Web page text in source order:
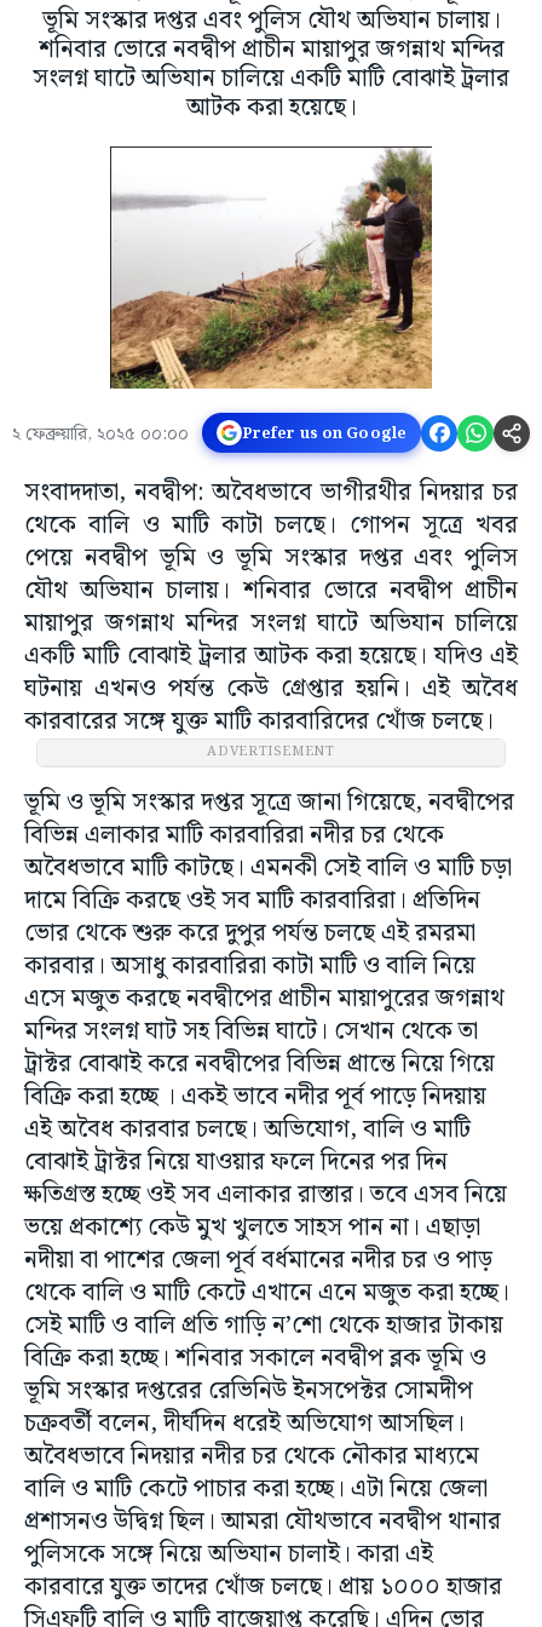
ভূমি সংস্কার দপ্তর এবং পুলিস যৌথ অভিযান চালায়।
শনিবার ভোরে নবদ্বীপ প্রাচীন মায়াপুর জগন্নাথ মন্দির
সংলগ্ন ঘাটে অভিযান চালিয়ে একটি মাটি বোঝাই ট্রলার
আটক করা হয়েছে।
২ ফেব্রুয়ারি, ২০২৫ ০০:০০ Prefer us on Google
সংবাদদাতা, নবদ্বীপ: অবৈধভাবে ভাগীরথীর নিদয়ার চর
থেকে বালি ও মাটি কাটা চলছে। গোপন সূত্রে খবর
পেয়ে নবদ্বীপ ভূমি ও ভূমি সংস্কার দপ্তর এবং পুলিস
যৌথ অভিযান চালায়। শনিবার ভোরে নবদ্বীপ প্রাচীন
মায়াপুর জগন্নাথ মন্দির সংলগ্ন ঘাটে অভিযান চালিয়ে
একটি মাটি বোঝাই ট্রলার আটক করা হয়েছে। যদিও এই
ঘটনায় এখনও পর্যন্ত কেউ গ্রেপ্তার হয়নি। এই অবৈধ
কারবারের সঙ্গে যুক্ত মাটি কারবারিদের খোঁজ চলছে।
ADVERTISEMENT
ভূমি ও ভূমি সংস্কার দপ্তর সূত্রে জানা গিয়েছে, নবদ্বীপের
বিভিন্ন এলাকার মাটি কারবারিরা নদীর চর থেকে
অবৈধভাবে মাটি কাটছে। এমনকী সেই বালি ও মাটি চড়া
দামে বিক্রি করছে ওই সব মাটি কারবারিরা। প্রতিদিন
ভোর থেকে শুরু করে দুপুর পর্যন্ত চলছে এই রমরমা
কারবার। অসাধু কারবারিরা কাটা মাটি ও বালি নিয়ে
এসে মজুত করছে নবদ্বীপের প্রাচীন মায়াপুরের জগন্নাথ
মন্দির সংলগ্ন ঘাট সহ বিভিন্ন ঘাটে। সেখান থেকে তা
ট্রাক্টর বোঝাই করে নবদ্বীপের বিভিন্ন প্রান্তে নিয়ে গিয়ে
বিক্রি করা হচ্ছে । একই ভাবে নদীর পূর্ব পাড়ে নিদয়ায়
এই অবৈধ কারবার চলছে। অভিযোগ, বালি ও মাটি
বোঝাই ট্রাক্টর নিয়ে যাওয়ার ফলে দিনের পর দিন
ক্ষতিগ্রস্ত হচ্ছে ওই সব এলাকার রাস্তার। তবে এসব নিয়ে
ভয়ে প্রকাশ্যে কেউ মুখ খুলতে সাহস পান না। এছাড়া
নদীয়া বা পাশের জেলা পূর্ব বর্ধমানের নদীর চর ও পাড়
থেকে বালি ও মাটি কেটে এখানে এনে মজুত করা হচ্ছে।
সেই মাটি ও বালি প্রতি গাড়ি ন’শো থেকে হাজার টাকায়
বিক্রি করা হচ্ছে। শনিবার সকালে নবদ্বীপ ব্লক ভূমি ও
ভূমি সংস্কার দপ্তরের রেভিনিউ ইনসপেক্টর সোমদীপ
চক্রবর্তী বলেন, দীর্ঘদিন ধরেই অভিযোগ আসছিল।
অবৈধভাবে নিদয়ার নদীর চর থেকে নৌকার মাধ্যমে
বালি ও মাটি কেটে পাচার করা হচ্ছে। এটা নিয়ে জেলা
প্রশাসনও উদ্বিগ্ন ছিল। আমরা যৌথভাবে নবদ্বীপ থানার
পুলিসকে সঙ্গে নিয়ে অভিযান চালাই। কারা এই
কারবারে যুক্ত তাদের খোঁজ চলছে। প্রায় ১০০০ হাজার